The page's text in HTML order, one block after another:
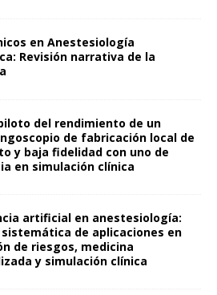
en Anestesiología
Revisión narrativa de la
del rendimiento de un
de fabricación local de
y baja fidelidad con uno de
en simulación clínica
artificial en anestesiología:
sistemática de aplicaciones en
de riesgos, medicina
y simulación clínica